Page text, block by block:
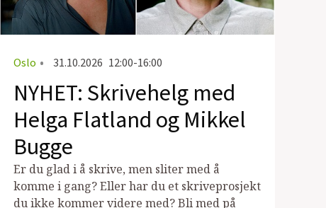
Oslo • 31.10.2026 12:00-16:00
NYHET: Skrivehelg med
Helga Flatland og Mikkel
Bugge
Er du glad i å skrive, men sliter med å
komme i gang? Eller har du et skriveprosjekt
du ikke kommer videre med? Bli med på